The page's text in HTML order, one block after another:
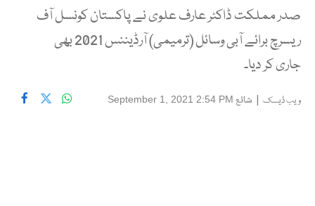
صدر مملکت ڈاکٹر عارف علوی نے پاکستان کونسل آف
ریسرچ برائے آبی وسائل (ترمیمی) آرڈیننس 2021 بھی
جاری کر دیا۔
ویب ڈیسک | شائع September 1, 2021 2:54 PM